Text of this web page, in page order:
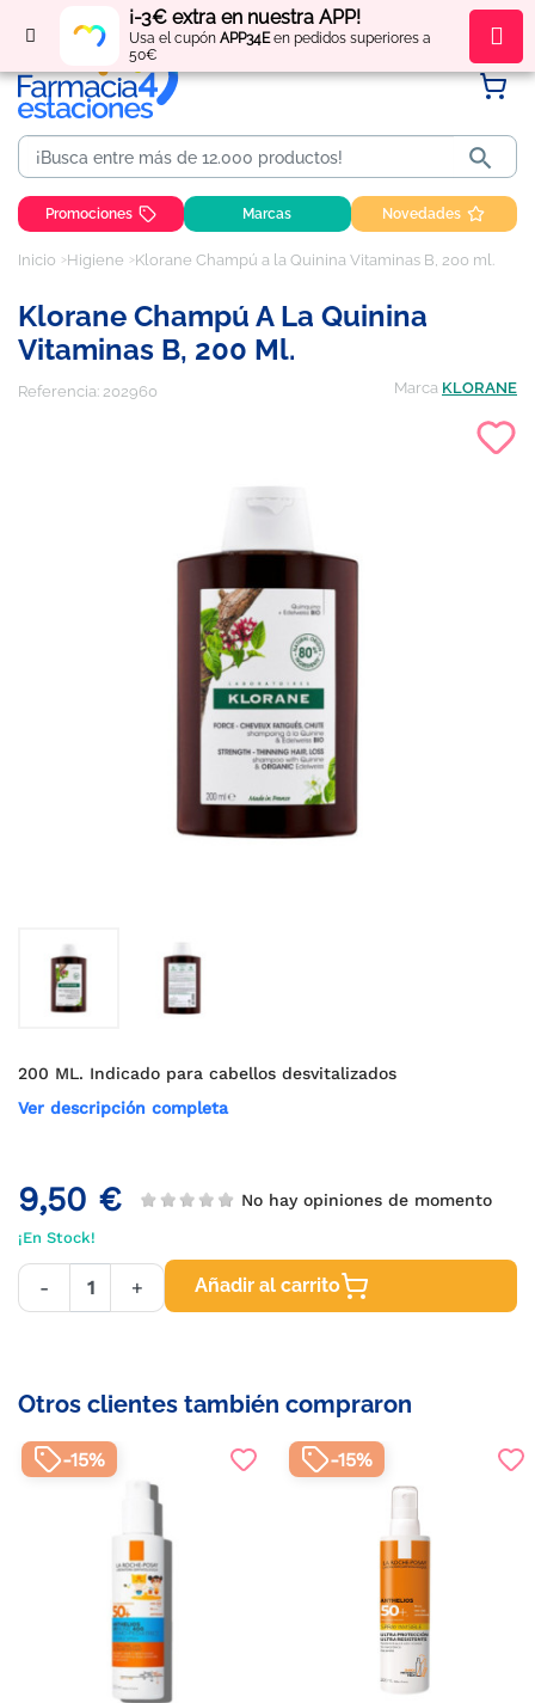
¡-3€ extra en nuestra APP!
Usa el cupón APP34Een pedidos superiores a
50€
Regístratey obténpuntos por tus compras

Promociones Marcas Novedades
Inicio Higiene Klorane Champú a la Quinina Vitaminas B, 200 ml.
Klorane Champú A La Quinina
Vitaminas B, 200 Ml.
Referencia: 202960 Marca KLORANE
200 ML. Indicado para cabellos desvitalizados
Ver descripción completa
9,50 € No hay opiniones de momento
¡En Stock!
- + Añadir al carrito
Otros clientes también compraron
-15% -15%